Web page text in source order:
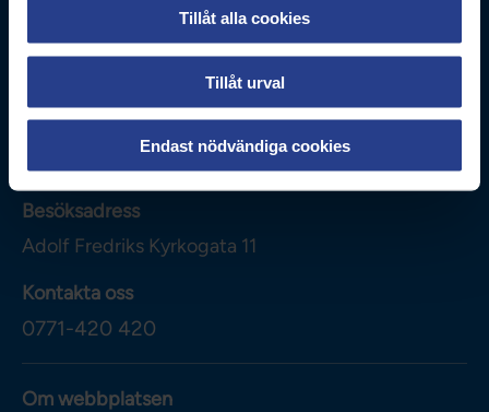
Tillåt alla cookies
Tillåt urval
Endast nödvändiga cookies
103 65
Besöksadress
Adolf Fredriks Kyrkogata 11
Kontakta oss
0771-420 420
Om webbplatsen